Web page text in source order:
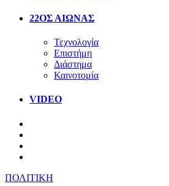
22ΟΣ ΑΙΩΝΑΣ
Τεχνολογία
Επιστήμη
Διάστημα
Καινοτομία
VIDEO
ΠΟΛΙΤΙΚΗ